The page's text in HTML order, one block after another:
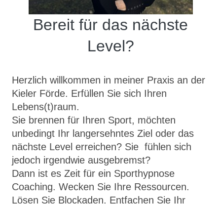
Bereit für das nächste
Level?
Herzlich willkommen in meiner Praxis an der
Kieler Förde. Erfüllen Sie sich Ihren
Lebens(t)raum.
Sie brennen für Ihren Sport, möchten
unbedingt Ihr langersehntes Ziel oder das
nächste Level erreichen? Sie fühlen sich
jedoch irgendwie ausgebremst?
Dann ist es Zeit für ein Sporthypnose
Coaching. Wecken Sie Ihre Ressourcen.
Lösen Sie Blockaden. Entfachen Sie Ihr